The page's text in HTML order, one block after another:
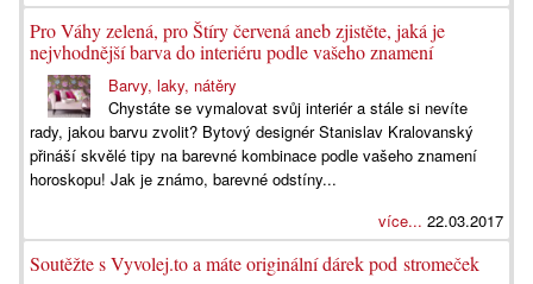
Pro Váhy zelená, pro Štíry červená aneb zjistěte, jaká je
nejvhodnější barva do interiéru podle vašeho znamení
Barvy, laky, nátěry
Chystáte se vymalovat svůj interiér a stále si nevíte
rady, jakou barvu zvolit? Bytový designér Stanislav Kralovanský
přináší skvělé tipy na barevné kombinace podle vašeho znamení
horoskopu! Jak je známo, barevné odstíny...
více... 22.03.2017
Soutěžte s Vyvolej.to a máte originální dárek pod stromeček